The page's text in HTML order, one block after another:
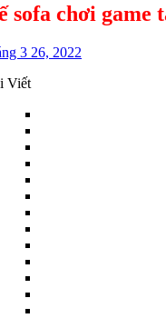
sofa chơi game
3 26, 2022
Viết